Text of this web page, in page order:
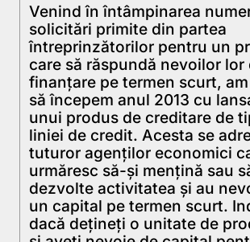
Venind în întâmpinarea
solicitări primite din partea
întreprinzătorilor pentru un
care să răspundă nevoilor lor
finanţare pe termen scurt,
să începem anul 2013 cu
unui produs de creditare de
liniei de credit. Acesta se
tuturor agenţilor economici
urmăresc să-şi menţină sau
dezvolte activitatea şi au
un capital pe termen scurt.
dacă deţineţi o unitate de